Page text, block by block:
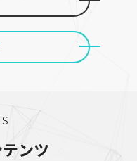
ンツ